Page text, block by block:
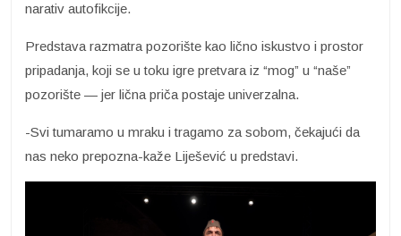
narativ autofikcije.
Predstava razmatra pozorište kao lično iskustvo i prostor
pripadanja, koji se u toku igre pretvara iz “mog” u “naše”
pozorište — jer lična priča postaje univerzalna.
-Svi tumaramo u mraku i tragamo za sobom, čekajući da
nas neko prepozna-kaže Liješević u predstavi.